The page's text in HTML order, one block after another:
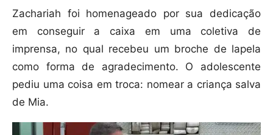
Zachariah foi homenageado por sua dedicação
em conseguir a caixa em uma coletiva de
imprensa, no qual recebeu um broche de lapela
como forma de agradecimento. O adolescente
pediu uma coisa em troca: nomear a criança salva
de Mia.